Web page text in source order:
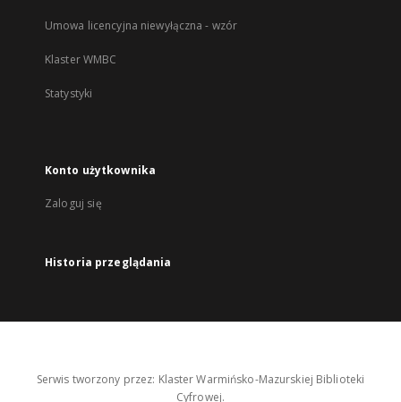
Umowa licencyjna niewyłączna - wzór
Klaster WMBC
Statystyki
Konto użytkownika
Zaloguj się
Historia przeglądania
Serwis tworzony przez: Klaster Warmińsko-Mazurskiej Biblioteki
Cyfrowej.